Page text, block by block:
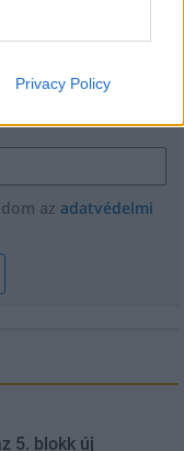
Privacy Policy
az adatvédelmi
5. blokk új